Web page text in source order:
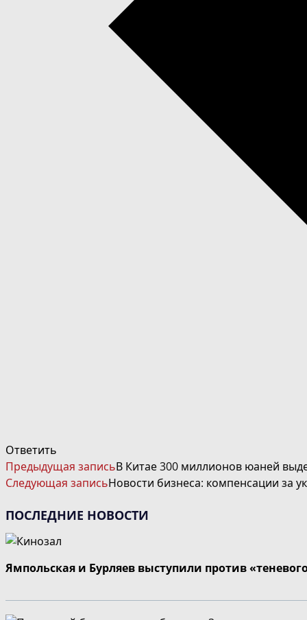
Ответить
ЧИТАТЬ
ДАЛЕЕ
СТАТЬИ
Предыдущая записьВ Китае 300 миллионов юаней
Следующая записьНовости бизнеса: компенсации за
ПОСЛЕДНИЕ НОВОСТИ
Ямпольская и Бурляев выступили против